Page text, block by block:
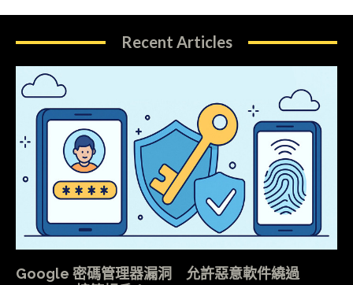
Recent Articles
Google 密碼管理器漏洞 允許惡意軟件繞過